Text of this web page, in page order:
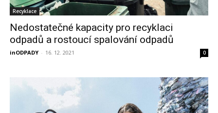
Recyklace
Nedostatečné kapacity pro recyklaci
odpadů a rostoucí spalování odpadů
inODPADY - 16. 12. 2021 0